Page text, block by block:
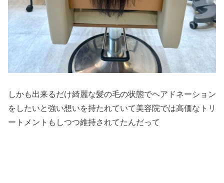
しかも出来るだけ綺麗な髪の毛の状態でヘアドネーション
をしたいと強い想いを持たれていて美容院では高価なトリ
ートメントもしつつ維持されてたんだって